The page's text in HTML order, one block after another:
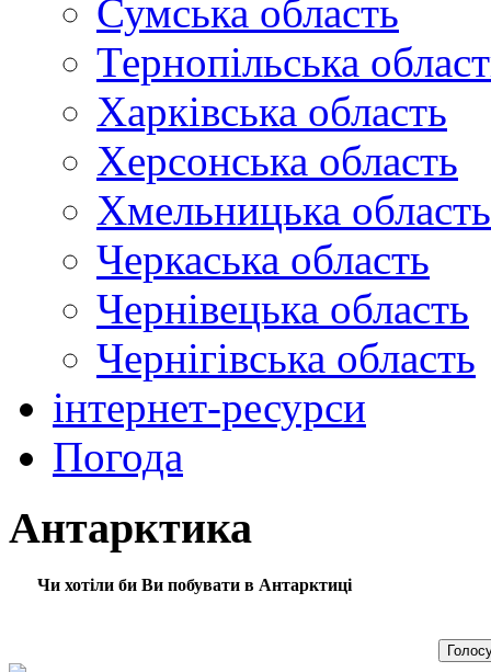
Сумська область
Тернопільська
Харківська область
Херсонська область
Хмельницька область
Черкаська область
Чернівецька область
Чернігівська область
інтернет-ресурси
Погода
Антарктика
Чи хотіли би Ви побувати в Антарктиці